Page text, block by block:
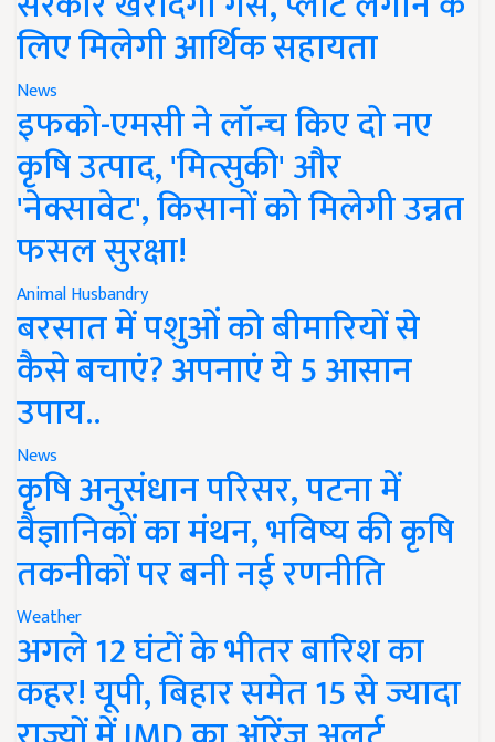
लिए मिलेगी आर्थिक सहायता
News
इफको-एमसी ने लॉन्च किए दो नए
कृषि उत्पाद, 'मित्सुकी' और
'नेक्सावेट', किसानों को मिलेगी उन्नत
फसल सुरक्षा!
Animal Husbandry
बरसात में पशुओं को बीमारियों से
कैसे बचाएं? अपनाएं ये 5 आसान
उपाय..
News
कृषि अनुसंधान परिसर, पटना में
वैज्ञानिकों का मंथन, भविष्य की कृषि
तकनीकों पर बनी नई रणनीति
Weather
अगले 12 घंटों के भीतर बारिश का
कहर! यूपी, बिहार समेत 15 से ज्यादा